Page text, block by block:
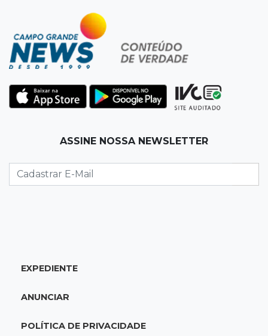
Pagará indenização
Homem que atacou ex com motosserra na
frente da filha é condenado
Rodamos 1.000 km com o Basalt; veja onde
ele mais surpreendeu
Luto na arquitetura
arquiteto dos projetos fora do comum
14:47"Acrodermo"
pesquisa da UFMS premiada no Paìs
14:38Liberadas
ASSINE NOSSA NEWSLETTER
EXPEDIENTE
ANUNCIAR
POLÍTICA DE PRIVACIDADE